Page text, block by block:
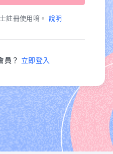
註冊使用唷。 說明
員？ 立即登入